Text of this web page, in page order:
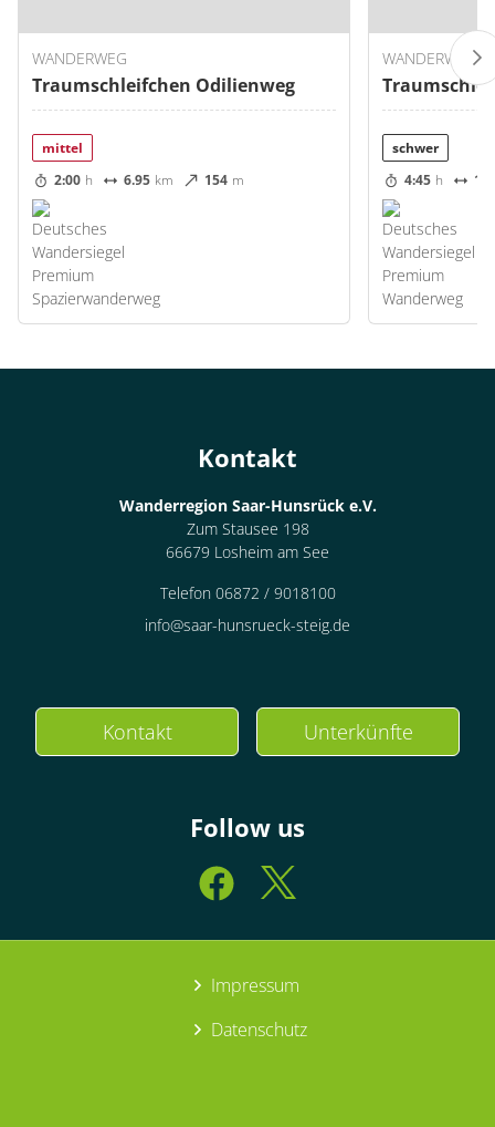
WANDERWEG
Traumschleifchen Odilienweg
mittel
2:00 h 6.95 km 154 m
WANDERWEG
schwer
4:45 h
Kontakt
Wanderregion Saar-Hunsrück e.V.
Zum Stausee 198
66679 Losheim am See
Telefon 06872 / 9018100
info@saar-hunsrueck-steig.de
Kontakt Unterkünfte
Follow us
Impressum
Datenschutz